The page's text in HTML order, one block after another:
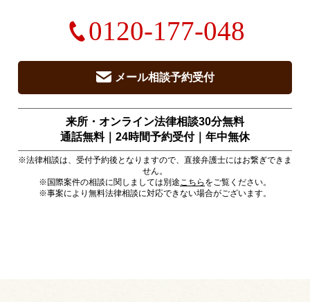
0120-177-048
メール相談予約受付
来所・オンライン法律相談30分無料
通話無料｜24時間予約受付｜ 年中無休
※法律相談は、受付予約後となりますので、直接弁護士にはお繋ぎできま
せん。
※国際案件の相談に関しましては別途こちら をご覧ください。
※事案により無料法律相談に対応できない場合がございます。